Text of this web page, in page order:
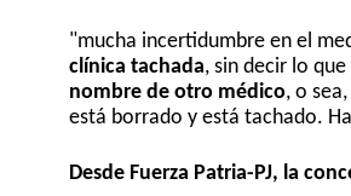
"mucha incertidumbre en el
clínica tachada, sin decir lo
nombre de otro médico, o
está borrado y está tachado.
Desde Fuerza Patria-PJ, la